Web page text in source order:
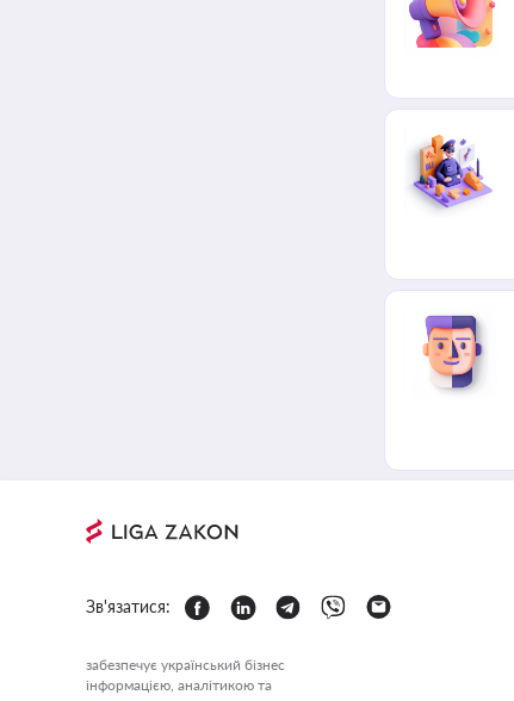
Зв'язатися:
забезпечує український бізнес
інформацією, аналітикою та